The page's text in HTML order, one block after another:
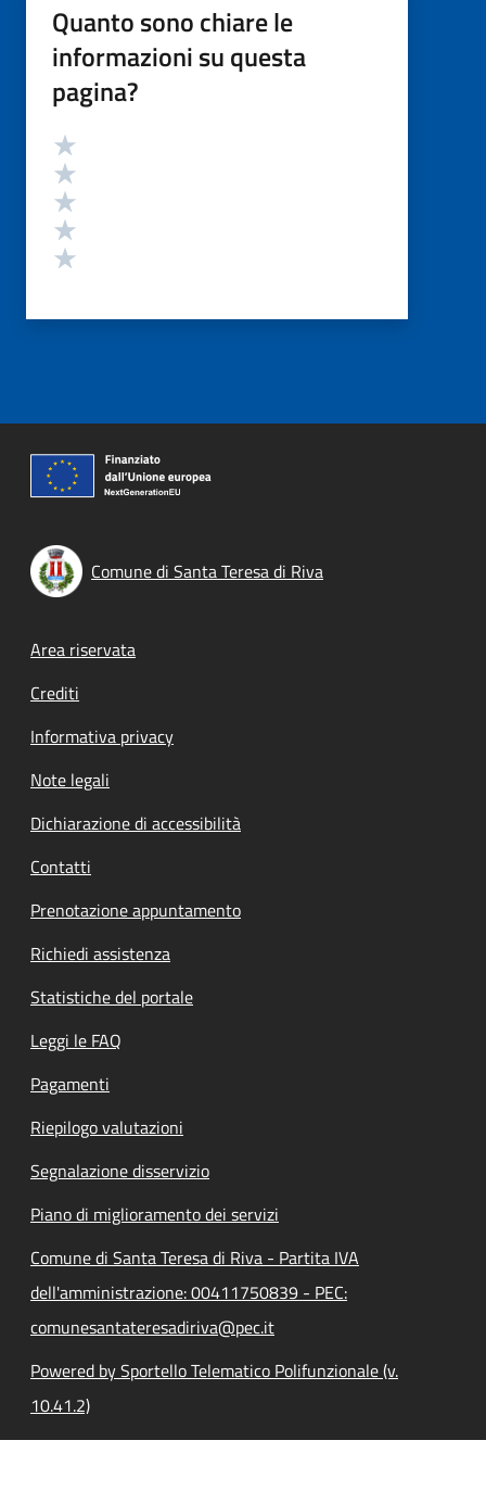
Quanto sono chiare le
informazioni su questa
pagina?
Valutazione
Comune di Santa Teresa di Riva
Footer menu
Area riservata
Crediti
Informativa privacy
Note legali
Dichiarazione di accessibilità
Contatti
Prenotazione appuntamento
Richiedi assistenza
Statistiche del portale
Leggi le FAQ
Pagamenti
Riepilogo valutazioni
Segnalazione disservizio
Piano di miglioramento dei servizi
Comune di Santa Teresa di Riva - Partita IVA
dell'amministrazione: 00411750839 - PEC:
comunesantateresadiriva@pec.it
Powered by Sportello Telematico Polifunzionale (v.
10.41.2)